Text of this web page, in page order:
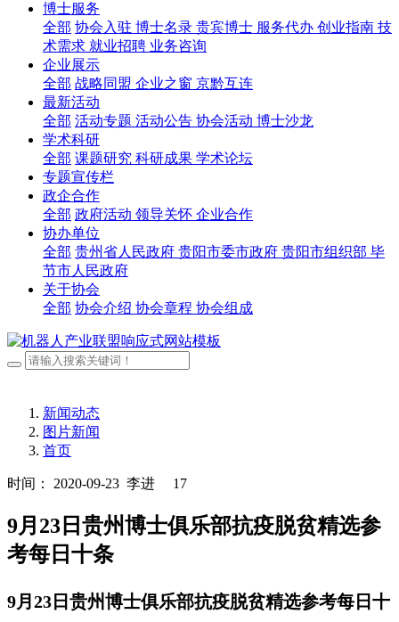
博士服务
全部 协会入驻 博士名录 贵宾博士 服务代办 创业指南 技
术需求 就业招聘 业务咨询
企业展示
全部 战略同盟 企业之窗 京黔互连
最新活动
全部 活动专题 活动公告 协会活动 博士沙龙
学术科研
全部 课题研究 科研成果 学术论坛
专题宣传栏
政企合作
全部 政府活动 领导关怀 企业合作
协办单位
全部 贵州省人民政府 贵阳市委市政府 贵阳市组织部 毕
节市人民政府
关于协会
全部 协会介绍 协会章程 协会组成
新闻动态
图片新闻
首页
时间： 2020-09-23 李进 17
9月23日贵州博士俱乐部抗疫脱贫精选参
考每日十条
9月23日贵州博士俱乐部抗疫脱贫精选参考每日十